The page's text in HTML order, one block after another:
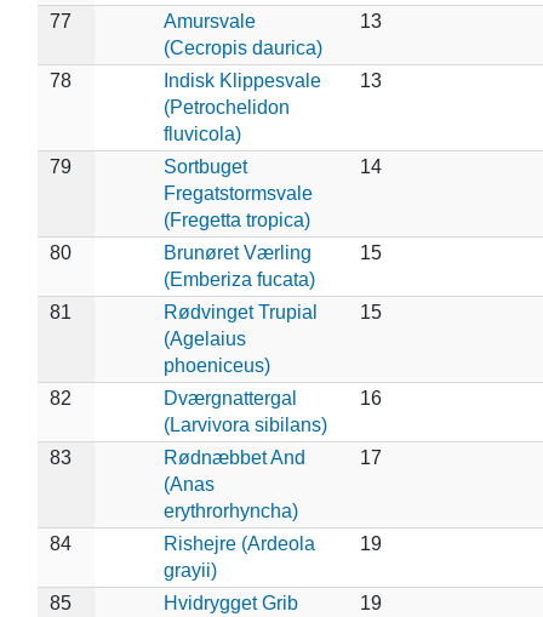
77
Amursvale
(Cecropis daurica)
13
78
Indisk Klippesvale
(Petrochelidon
fluvicola)
13
79
Sortbuget
Fregatstormsvale
(Fregetta tropica)
14
80
Brunøret Værling
(Emberiza fucata)
15
81
Rødvinget Trupial
(Agelaius
phoeniceus)
15
82
Dværgnattergal
(Larvivora sibilans)
16
83
Rødnæbbet And
(Anas
erythrorhyncha)
17
84
Rishejre (Ardeola
grayii)
19
85
Hvidrygget Grib
19